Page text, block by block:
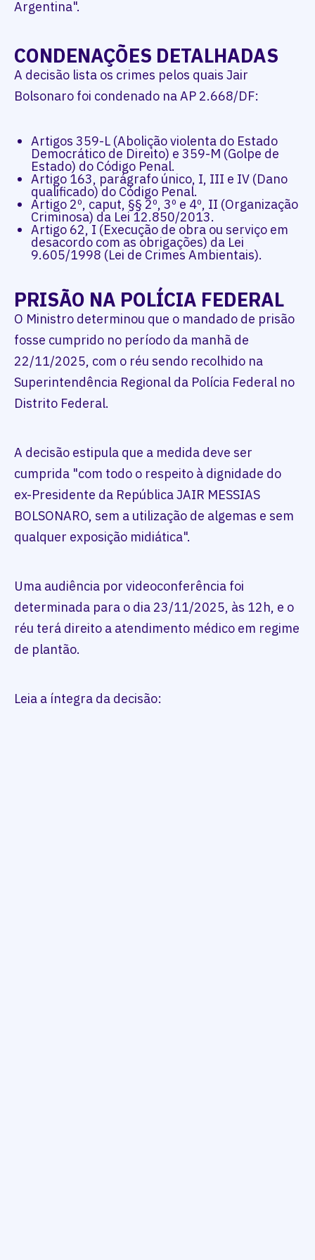
Argentina".
CONDENAÇÕES DETALHADAS
A decisão lista os crimes pelos quais Jair
Bolsonaro foi condenado na AP 2.668/DF:
Artigos 359-L (Abolição violenta do Estado
Democrático de Direito) e 359-M (Golpe de
Estado) do Código Penal.
Artigo 163, parágrafo único, I, III e IV (Dano
qualificado) do Código Penal.
Artigo 2º, caput, §§ 2º, 3º e 4º, II (Organização
Criminosa) da Lei 12.850/2013.
Artigo 62, I (Execução de obra ou serviço em
desacordo com as obrigações) da Lei
9.605/1998 (Lei de Crimes Ambientais).
PRISÃO NA POLÍCIA FEDERAL
O Ministro determinou que o mandado de prisão
fosse cumprido no período da manhã de
22/11/2025, com o réu sendo recolhido na
Superintendência Regional da Polícia Federal no
Distrito Federal.
A decisão estipula que a medida deve ser
cumprida "com todo o respeito à dignidade do
ex-Presidente da República JAIR MESSIAS
BOLSONARO, sem a utilização de algemas e sem
qualquer exposição midiática".
Uma audiência por videoconferência foi
determinada para o dia 23/11/2025, às 12h, e o
réu terá direito a atendimento médico em regime
de plantão.
Leia a íntegra da decisão: